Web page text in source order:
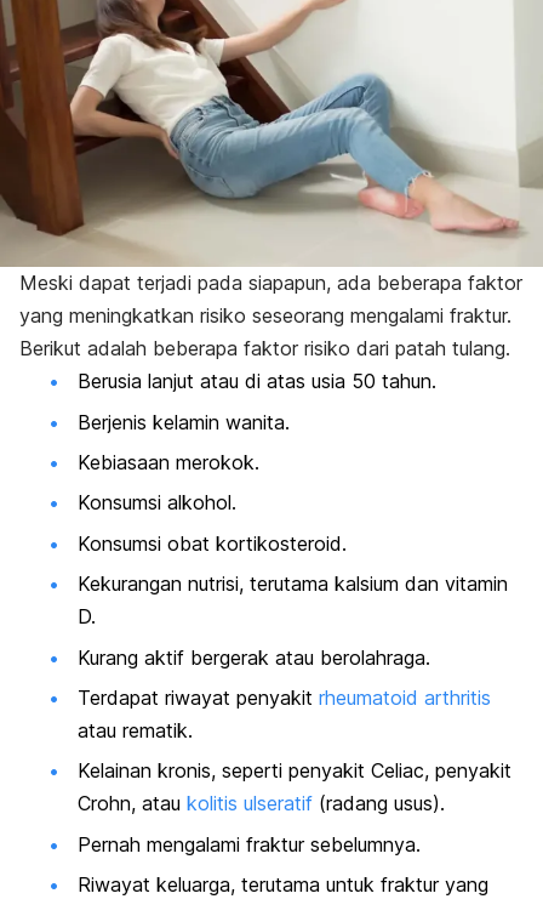
Meski dapat terjadi pada siapapun, ada beberapa faktor
yang meningkatkan risiko seseorang mengalami fraktur.
Berikut adalah beberapa faktor risiko dari patah tulang.
Berusia lanjut atau di atas usia 50 tahun.
Berjenis kelamin wanita.
Kebiasaan merokok.
Konsumsi alkohol.
Konsumsi obat kortikosteroid.
Kekurangan nutrisi, terutama kalsium dan vitamin
D.
Kurang aktif bergerak atau berolahraga.
Terdapat riwayat penyakit rheumatoid arthritis
atau rematik.
Kelainan kronis, seperti penyakit Celiac, penyakit
Crohn, atau kolitis ulseratif (radang usus).
Pernah mengalami fraktur sebelumnya.
Riwayat keluarga, terutama untuk fraktur yang